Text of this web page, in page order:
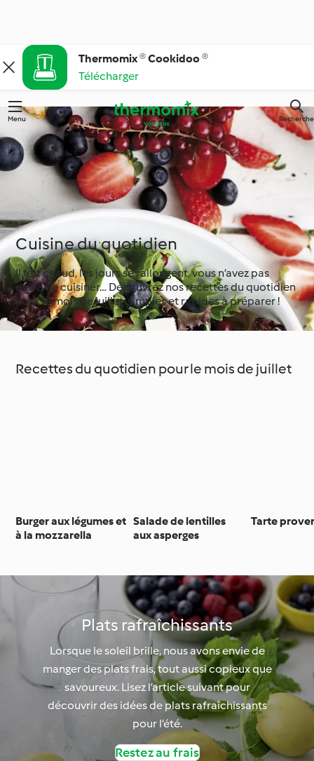
Thermomix ® Cookidoo ®
Télécharger
Menu Recherche
Cuisine du quotidien
Il fait chaud, les jours se rallongent, vous n’avez pas
envie de cuisiner… Découvrez nos recettes du quotidien
pour le mois de juillet, simples et rapides à préparer !
Recettes du quotidien pour le mois de juillet
Burger aux légumes et
à la mozzarella
Salade de lentilles
aux asperges
Tarte
Plats rafraîchissants
Lorsque le soleil brille, nous avons envie de
manger des plats frais, tout aussi copieux que
savoureux. Lisez l’article suivant pour
découvrir des idées de plats rafraîchissants
pour l’été.
Restez au frais